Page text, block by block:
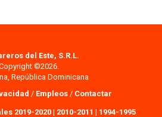
del Este, S.R.L.
©2026.
República Dominicana
/ Empleos / Contactar
2019-2020| 2010-2011 | 1994-1995